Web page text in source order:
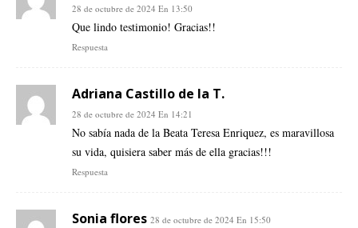
28 de octubre de 2024 En 13:50
Que lindo testimonio! Gracias!!
Respuesta
Adriana Castillo de la T.
28 de octubre de 2024 En 14:21
No sabía nada de la Beata Teresa Enriquez, es maravillosa
su vida, quisiera saber más de ella gracias!!!
Respuesta
Sonia flores 28 de octubre de 2024 En 15:50